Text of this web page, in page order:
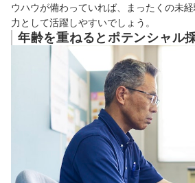
ウハウが備わっていれば、まったくの未
力として活躍しやすいでしょう。
年齢を重ねるとポテンシャル